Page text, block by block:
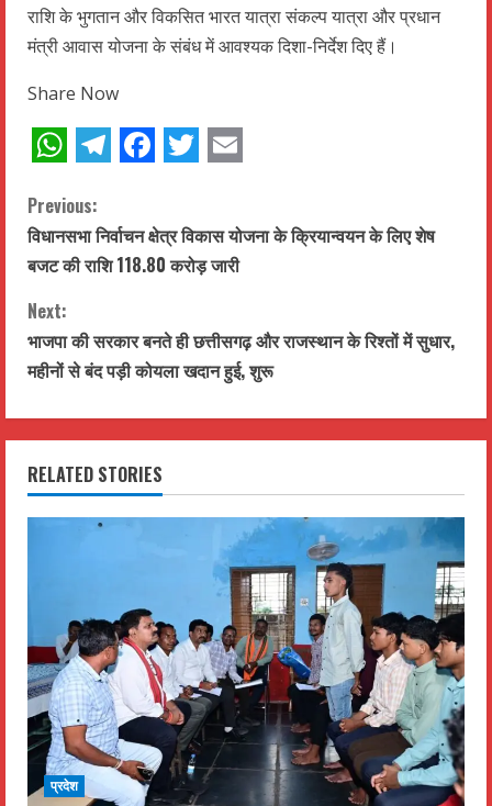
राशि के भुगतान और विकसित भारत यात्रा संकल्प यात्रा और प्रधान
मंत्री आवास योजना के संबंध में आवश्यक दिशा-निर्देश दिए हैं।
Share Now
C
o
n
t
n
u
a
d
i
Previous:
विधानसभा निर्वाचन क्षेत्र विकास योजना के क्रियान्वयन के लिए शेष
बजट की राशि 118.80 करोड़ जारी
Next:
भाजपा की सरकार बनते ही छत्तीसगढ़ और राजस्थान के रिश्तों में सुधार,
महीनों से बंद पड़ी कोयला खदान हुई, शुरू
RELATED STORIES
प्रदेश